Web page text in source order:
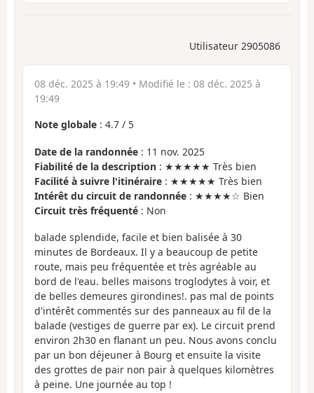
Utilisateur 2905086
08 déc. 2025 à 19:49 • Modifié le : 08 déc. 2025 à
19:49
Note globale : 4.7 / 5
Date de la randonnée : 11 nov. 2025
Fiabilité de la description : ★★★★★ Très bien
Facilité à suivre l'itinéraire : ★★★★★ Très bien
Intérêt du circuit de randonnée : ★★★★☆ Bien
Circuit très fréquenté : Non
balade splendide, facile et bien balisée à 30
minutes de Bordeaux. Il y a beaucoup de petite
route, mais peu fréquentée et très agréable au
bord de l'eau. belles maisons troglodytes à voir, et
de belles demeures girondines!. pas mal de points
d'intérêt commentés sur des panneaux au fil de la
balade (vestiges de guerre par ex). Le circuit prend
environ 2h30 en flanant un peu. Nous avons conclu
par un bon déjeuner à Bourg et ensuite la visite
des grottes de pair non pair à quelques kilomètres
à peine. Une journée au top !